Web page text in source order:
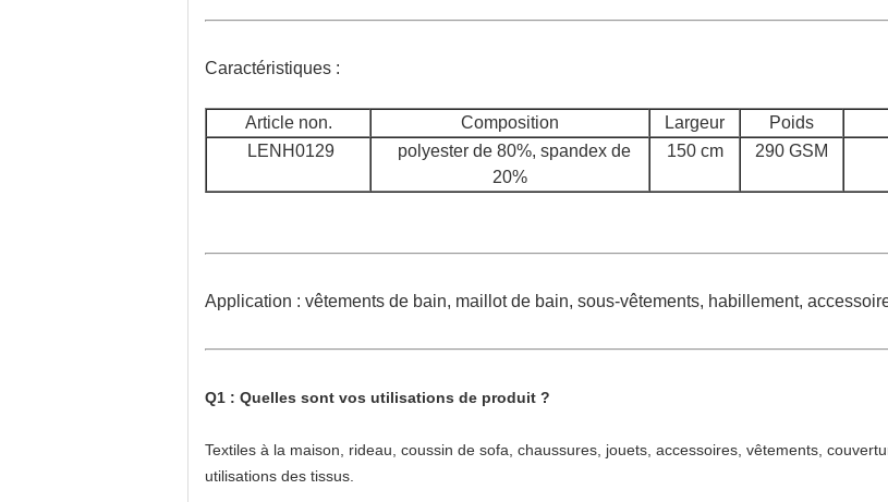
Caractéristiques :
Article non. Composition Largeur Poids
LENH0129
polyester de 80%, spandex de
20%
150 cm 290 GSM
Application : vêtements de bain, maillot de bain, sous-vêtements, habillement,
Q1 : Quelles sont vos utilisations de produit ?
Textiles à la maison, rideau, coussin de sofa, chaussures, jouets, accessoires, vêtements,
utilisations des tissus.